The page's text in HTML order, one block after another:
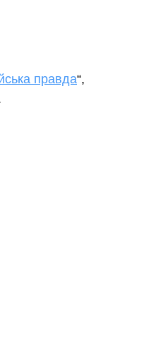
правда“,